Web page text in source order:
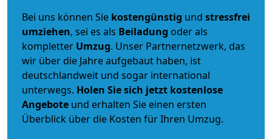
Bei uns können Sie kostengünstig und stressfrei
umziehen, sei es als Beiladung oder als
kompletter Umzug. Unser Partnernetzwerk, das
wir über die Jahre aufgebaut haben, ist
deutschlandweit und sogar international
unterwegs. Holen Sie sich jetzt kostenlose
Angebote und erhalten Sie einen ersten
Überblick über die Kosten für Ihren Umzug.